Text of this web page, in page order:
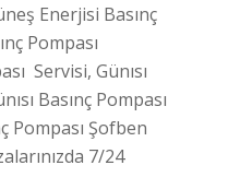
Enerjisi Basınç
Pompası
Servisi, Günısı
Basınç Pompası
Pompası Şofben
7/24